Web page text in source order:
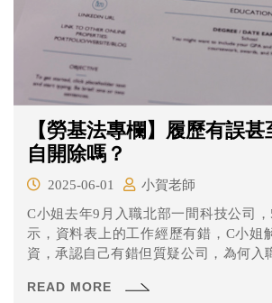
【勞基法專欄】履歷有誤
自開除嗎？
2025-06-01
小賀老師
C小姐去年9月入職北部一間科技公司
示，資料表上的工作經歷有錯，C小姐
資，承認自己有錯但質疑公司，為何入
規劃」。
READ MORE